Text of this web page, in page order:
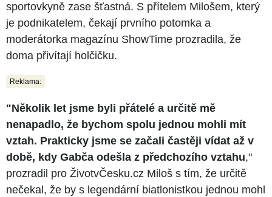
sportovkyně zase šťastná. S přítelem Milošem, který
je podnikatelem, čekají prvního potomka a
moderátorka magazínu ShowTime prozradila, že
doma přivítají holčičku.
Reklama:
"Několik let jsme byli přátelé a určitě mě
nenapadlo, že bychom spolu jednou mohli mít
vztah. Prakticky jsme se začali častěji vídat až v
době, kdy Gabča odešla z předchozího vztahu,"
prozradil pro ŽivotvČesku.cz Miloš s tím, že určitě
nečekal, že by s legendární biatlonistkou jednou mohl